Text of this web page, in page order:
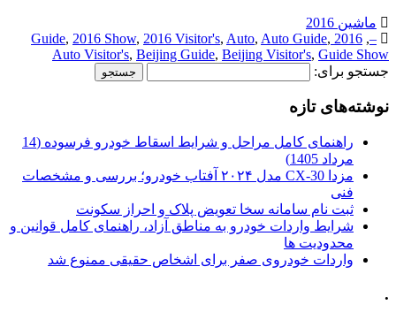
ماشین 2016
–
,
2016 Guide
, 2016 Show, 2016 Visitor's, Auto, Auto Guide,
Auto Visitor's, Beijing Guide, Beijing Visitor's, Guide Show
جستجو برای:
نوشته‌های تازه
راهنمای کامل مراحل و شرایط اسقاط خودرو فرسوده (14
مرداد 1405)
مزدا CX-30 مدل ۲۰۲۴ آفتاب خودرو؛ بررسی و مشخصات
فنی
ثبت نام سامانه سخا تعویض پلاک و احراز سکونت
شرایط واردات خودرو به مناطق آزاد، راهنمای کامل قوانین و
محدودیت ها
واردات خودروی صفر برای اشخاص حقیقی ممنوع شد
.